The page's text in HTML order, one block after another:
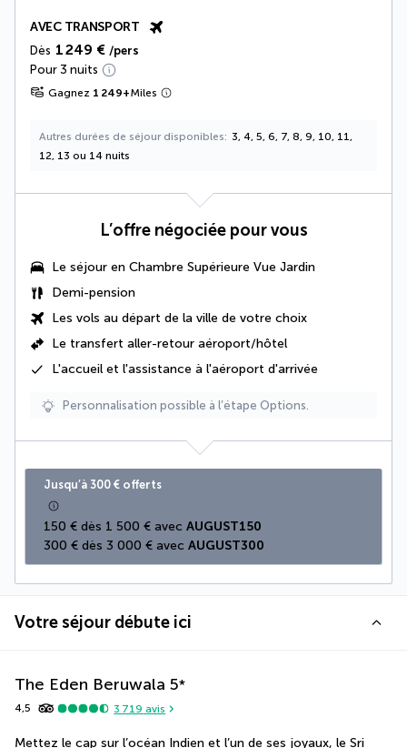
AVEC TRANSPORT
Dès 1 249 € /pers
Pour 3 nuits
Gagnez 1 249+Miles
Autres durées de séjour disponibles
3, 4, 5, 6, 7, 8, 9, 10, 11,
12, 13 ou 14 nuits
L’offre négociée pour vous
Le séjour en Chambre Supérieure Vue Jardin
Demi-pension
Les vols au départ de la ville de votre choix
Le transfert aller-retour aéroport/hôtel
L'accueil et l'assistance à l'aéroport d'arrivée
Personnalisation possible à l’étape Options.
Jusqu’à 300 € offerts
150 € dès 1 500 € avec AUGUST150
300 € dès 3 000 € avec AUGUST300
Votre séjour débute ici
The Eden Beruwala 5*
4,5 3 719 avis
Mettez le cap sur l’océan Indien et l’un de ses joyaux, le Sri